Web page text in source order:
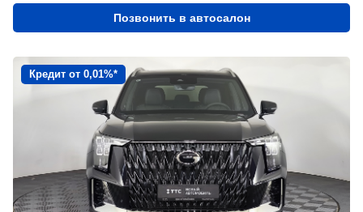
Позвонить в автосалон
Кредит от 0,01%*